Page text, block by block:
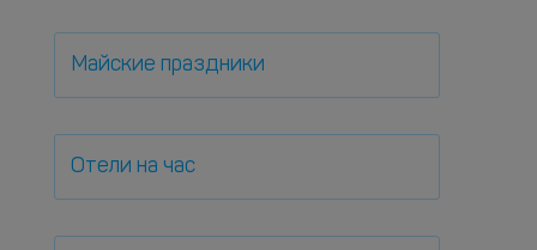
Майские праздники
Отели на час